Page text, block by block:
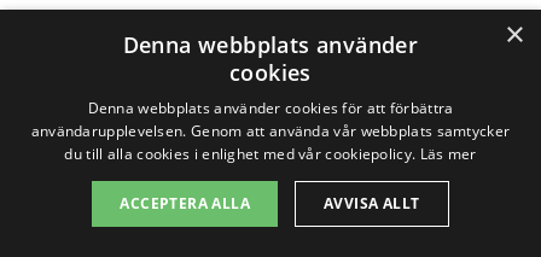
Sök efter en
professionell för
dränering i andra
städer nära Åssjöns
×
Denna webbplats använder
cookies
Denna webbplats använder cookies för att förbättra
användarupplevelsen. Genom att använda vår webbplats samtycker
du till alla cookies i enlighet med vår cookiepolicy. Läs mer
ACCEPTERA ALLA AVVISA ALLT